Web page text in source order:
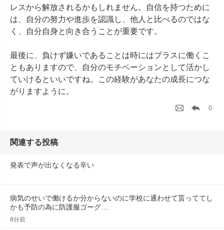
レスから解放されるかもしれません。自信を持つために
は、自分の努力や進歩を認識し、他人と比べるのではな
く、自分自身と向き合うことが重要です。
最後に、負けず嫌いであることは時にはプラスに働くこ
ともありますので、自分のモチベーションとして活かし
ていけるといいですね。この経験があなたの成長につな
がりますように。
0
関連する投稿
発表で声が出なくなる辛い
病気のせいで働けるか分からないのに学校に通わせて貰っててし
かも予防の為に防護服ゴーグ…
8分前